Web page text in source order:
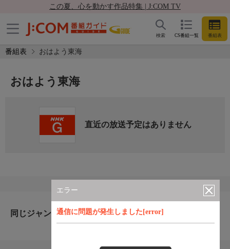
この夏、心を動かす作品特集 | J:COM TV
CS番組一覧 番組表
検索
番組表 おはよう東海
エラー
通信に問題が発生しました[error]
おはよう東海
直近の放送予定はありません
同じジャンルのおすすめ番組